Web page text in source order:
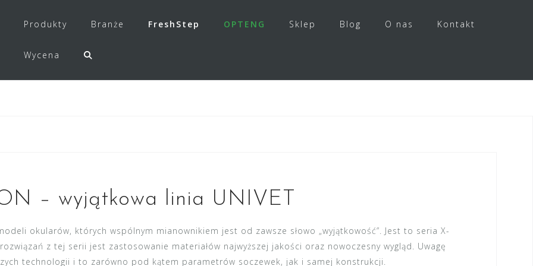
Produkty Branże FreshStep OPTENG Sklep Blog O nas Kontakt
Wycena
– wyjątkowa linia UNIVET
okularów, których wspólnym mianownikiem jest od zawsze słowo „wyjątkowość”. Jest to seria X-
rozwiązań z tej serii jest zastosowanie materiałów najwyższej jakości oraz nowoczesny wygląd. Uwagę
technologii i to zarówno pod kątem parametrów soczewek, jak i samej konstrukcji.